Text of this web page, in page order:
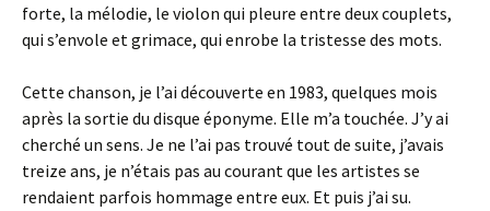
forte, la mélodie, le violon qui pleure entre deux couplets,
qui s’envole et grimace, qui enrobe la tristesse des mots.
Cette chanson, je l’ai découverte en 1983, quelques mois
après la sortie du disque éponyme. Elle m’a touchée. J’y ai
cherché un sens. Je ne l’ai pas trouvé tout de suite, j’avais
treize ans, je n’étais pas au courant que les artistes se
rendaient parfois hommage entre eux. Et puis j’ai su.